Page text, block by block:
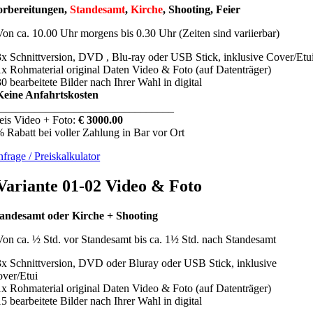
Standesamt,Kirche, Shooting, Feier
ca. 10.00 Uhr morgens bis 0.30 Uhr(Zeiten sind variierbar)
Schnittversion, DVD , Blu-ray oder USB Stick, inklusive Cover/
Rohmaterial original Daten Video & Foto (auf Datenträger)
bearbeitete Bilder nach Ihrer Wahl in digital
Anfahrtskosten
Video + Foto:€ 3000.00
Rabatt bei voller Zahlung in Bar vor Ort
/ Preiskalkulator
01-02 Video & Foto
oder Kirche + Shooting
ca. ½ Std. vor Standesamt bis ca. 1½ Std. nach Standesamt
Schnittversion, DVDoderBluray oder USB Stick, inklusive
Etui
Rohmaterial original Daten Video & Foto (auf Datenträger)
bearbeitete Bilder nach Ihrer Wahl in digital